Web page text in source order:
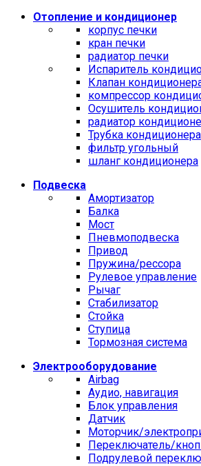
Отопление и кондиционер
корпус печки
кран печки
радиатор печки
Испаритель
Клапан
компрессор
Осушитель
радиатор
Трубка кондиционера
фильтр угольный
шланг кондиционера
Подвеска
Амортизатор
Балка
Мост
Пневмоподвеска
Привод
Пружина/рессора
Рулевое управление
Рычаг
Стабилизатор
Стойка
Ступица
Тормозная система
Электрооборудование
Airbag
Аудио, навигация
Блок управления
Датчик
Моторчик/
Переключатель/
Подрулевой